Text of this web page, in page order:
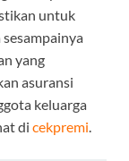
untuk
sesampainya
yang
asuransi
keluarga
di cekpremi.